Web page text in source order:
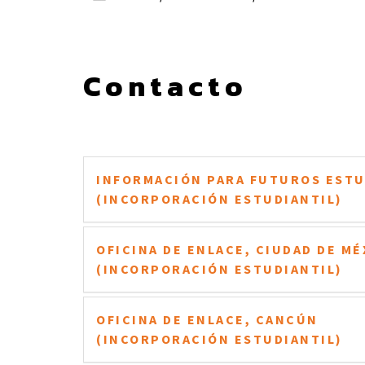
Contacto
INFORMACIÓN PARA FUTUROS
(INCORPORACIÓN ESTUDIANTIL)
OFICINA DE ENLACE, CIUDAD DE
(INCORPORACIÓN ESTUDIANTIL)
OFICINA DE ENLACE, CANCÚN
(INCORPORACIÓN ESTUDIANTIL)